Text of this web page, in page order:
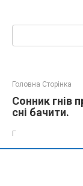
Пошук:
Головна Сторінка
Сонник гнів
сні бачити.
Г